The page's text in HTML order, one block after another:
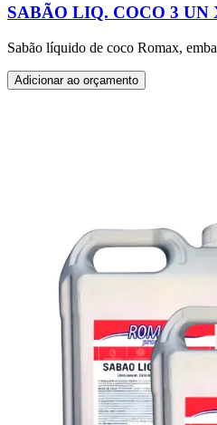
SABÃO LIQ. COCO 3 UN
Sabão líquido de coco Romax,
Adicionar ao orçamento